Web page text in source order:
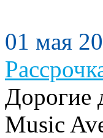
01 мая
Дорогие
Music